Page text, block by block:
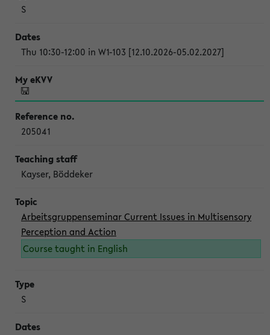
S
Thu 10:30-12:00 in W1-103 [12.10.2026-05.02.2027]
205041
Kayser, Böddeker
Arbeitsgruppenseminar Current Issues in Multisensory
Perception and Action
Course taught in English
S